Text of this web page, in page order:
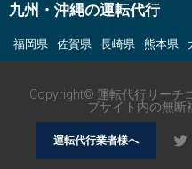
九州・沖縄の運転代行
福岡県 佐賀県 長崎県 熊本県
Copyright© 運転代行サーチ
ブサイト内の無断
運転代行業者様へ